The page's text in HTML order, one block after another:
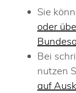
Sie
oder
Bei
nutzen
auf